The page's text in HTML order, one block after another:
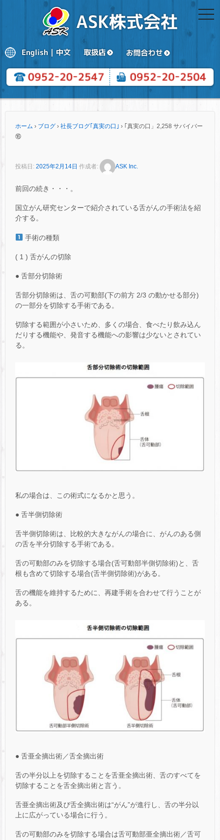
ホーム › ブログ › 社長ブログ｢真実の口｣ › ｢真実の口」2,258 サバイバー
⑯
投稿日: 2025年2月14日 作成者: ASK Inc.
前回の続き・・・。
国立がん研究センターで紹介されている舌がんの手術法を紹
介する。
手術の種類
( 1 ) 舌がんの切除
● 舌部分切除術
舌部分切除術は、舌の可動部(下の前方 2/3 の動かせる部分)
の一部分を切除する手術である。
切除する範囲が小さいため、多くの場合、食べたり飲み込ん
だりする機能や、発音する機能への影響は少ないとされてい
る。
私の場合は、この術式になるかと思う。
● 舌半側切除術
舌半側切除術は、比較的大きながんの場合に、がんのある側
の舌を半分切除する手術である。
舌の可動部のみを切除する場合(舌可動部半側切除術)と、舌
根も含めて切除する場合(舌半側切除術)がある。
舌の機能を維持するために、再建手術を合わせて行うことが
ある。
● 舌亜全摘出術／舌全摘出術
舌の半分以上を切除することを舌亜全摘出術、舌のすべてを
切除することを舌全摘出術と言う。
舌亜全摘出術及び舌全摘出術は“がん”が進行し、舌の半分以
上に広がっている場合に行う。
舌の可動部のみを切除する場合は舌可動部亜全摘出術／舌可